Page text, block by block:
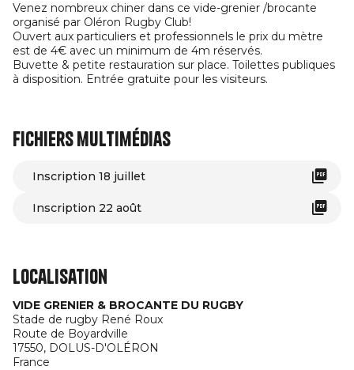
Venez nombreux chiner dans ce vide-grenier /brocante
organisé par Oléron Rugby Club!
Ouvert aux particuliers et professionnels le prix du mètre
est de 4€ avec un minimum de 4m réservés.
Buvette & petite restauration sur place. Toilettes publiques
à disposition. Entrée gratuite pour les visiteurs.
Fichiers multimédias
Inscription 18 juillet
Inscription 22 août
Localisation
VIDE GRENIER & BROCANTE DU RUGBY
Stade de rugby René Roux
Route de Boyardville
17550, DOLUS-D'OLÉRON
France